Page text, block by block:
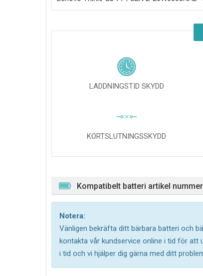
LADDNINGSTID SKYDD
KORTSLUTNINGSSKYDD
Kompatibelt batteri artikel nummer
Notera:
Vänligen bekräfta ditt bärbara batteri och
kontakta vår kundservice online i tid för att
i tid och vi hjälper dig gärna med ditt